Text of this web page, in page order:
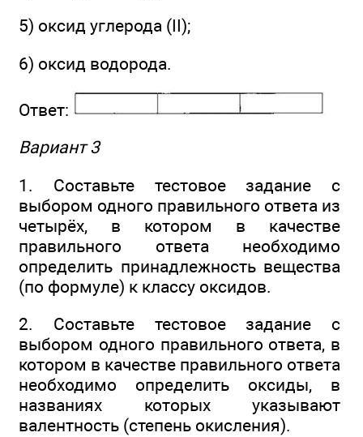
5) оксид углерода (II);
6) оксид водорода.
Ответ:
Вариант 3
1. Составьте тестовое задание с
выбором одного правильного ответа из
четырёх, в котором в качестве
правильного ответа необходимо
определить принадлежность вещества
(по формуле) к классу оксидов.
2. Составьте тестовое задание с
выбором одного правильного ответа, в
котором в качестве правильного ответа
необходимо определить оксиды, в
названиях которых указывают
валентность (степень окисления).